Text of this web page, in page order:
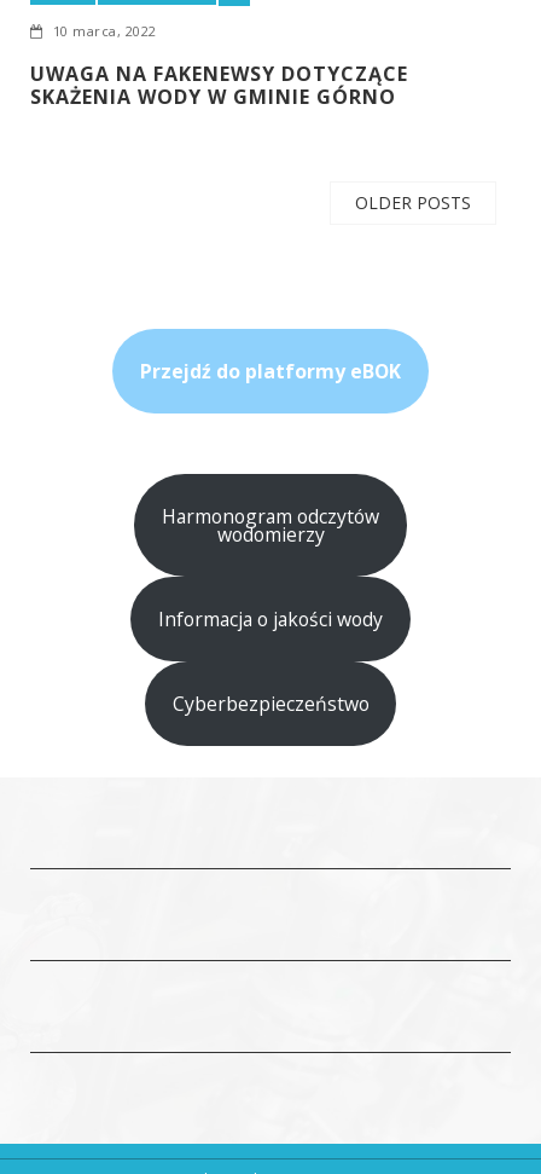
10 marca, 2022
UWAGA NA FAKENEWSY DOTYCZĄCE
SKAŻENIA WODY W GMINIE GÓRNO
OLDER POSTS
Przejdź do platformy eBOK
Harmonogram odczytów
wodomierzy
Informacja o jakości wody
Cyberbezpieczeństwo